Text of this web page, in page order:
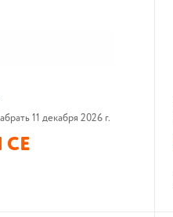
11 декабря 2026 г.